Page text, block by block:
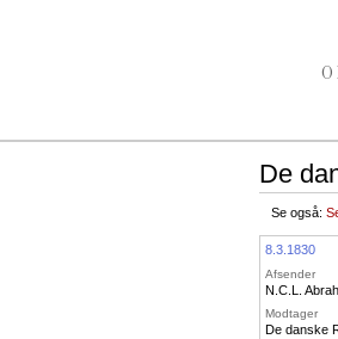
De
Se også:
8.3.1830
Afsender
N.C.L.
Modtager
De danske